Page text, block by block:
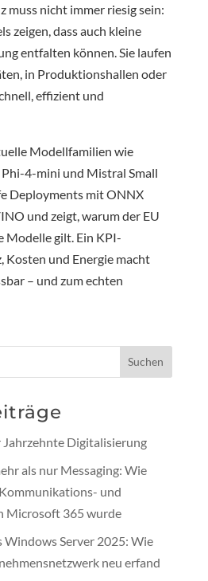
muss nicht immer riesig sein:
zeigen, dass auch kleine
entfalten können. Sie laufen
in Produktionshallen oder
effizient und
Modellfamilien wie
Phi-4-mini und Mistral Small
Deployments mit ONNX
und zeigt, warum der EU
Modelle gilt. Ein KPI-
Kosten und Energie macht
– und zum echten
Suchen
Jahrzehnte Digitalisierung
als nur Messaging: Wie
und
Microsoft 365 wurde
Windows Server 2025: Wie
neu erfand